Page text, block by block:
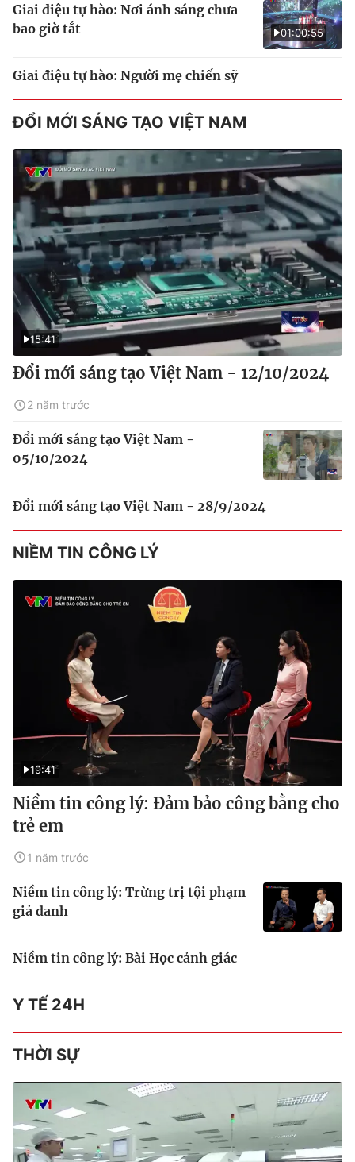
01:00:55
Giai điệu tự hào: Nơi ánh sáng chưa
bao giờ tắt
Giai điệu tự hào: Người mẹ chiến sỹ
ĐỔI MỚI SÁNG TẠO VIỆT NAM
15:41
Đổi mới sáng tạo Việt Nam - 12/10/2024
2 năm trước
Đổi mới sáng tạo Việt Nam -
05/10/2024
Đổi mới sáng tạo Việt Nam - 28/9/2024
NIỀM TIN CÔNG LÝ
19:41
Niềm tin công lý: Đảm bảo công bằng cho
trẻ em
1 năm trước
Niềm tin công lý: Trừng trị tội phạm
giả danh
Niềm tin công lý: Bài Học cảnh giác
Y TẾ 24H
THỜI SỰ